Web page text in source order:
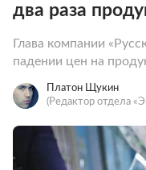
два раза
Глава компании
падении цен на
Платон Щукин
(Редактор отдела